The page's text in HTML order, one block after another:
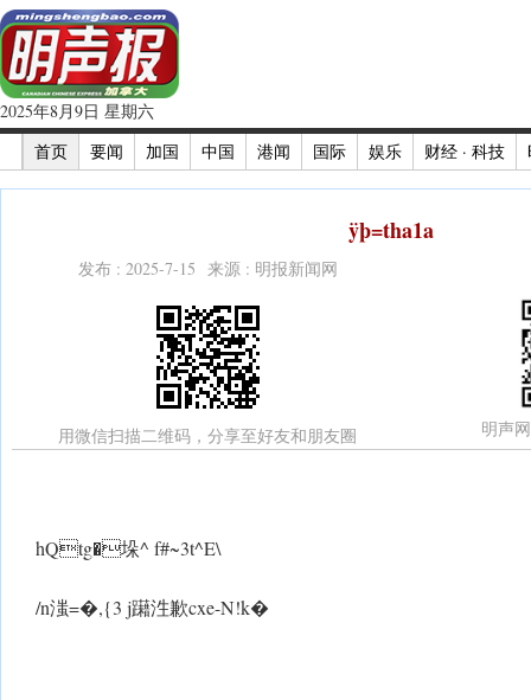
2025年8月9日 星期六
首页
要闻 加国 中国 港闻 国际 娱乐 财经 · 科技
ÿþ=tha1a
发布 : 2025-7-15 来源 : 明报新闻网
用微信扫描二维码，分享至好友和朋友圈 明声
hQtg�垛^ f#~3t^E\
/n滍=�,{3 j躤泩歉cxe-N!k�